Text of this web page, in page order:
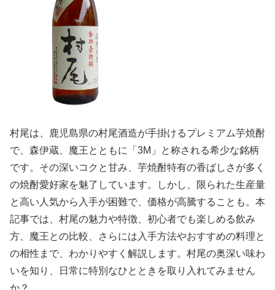
村尾は、鹿児島県の村尾酒造が手掛けるプレミアム芋焼酎
で、森伊蔵、魔王とともに「3M」と称される希少な銘柄
です。その深いコクと甘み、芋焼酎特有の香ばしさが多く
の焼酎愛好家を魅了しています。しかし、限られた生産量
と高い人気から入手が困難で、価格が高騰することも。本
記事では、村尾の魅力や特徴、初心者でも楽しめる飲み
方、魔王との比較、さらには入手方法やおすすめの料理と
の相性まで、わかりやすく解説します。村尾の奥深い味わ
いを知り、日常に特別なひとときを取り入れてみません
か？